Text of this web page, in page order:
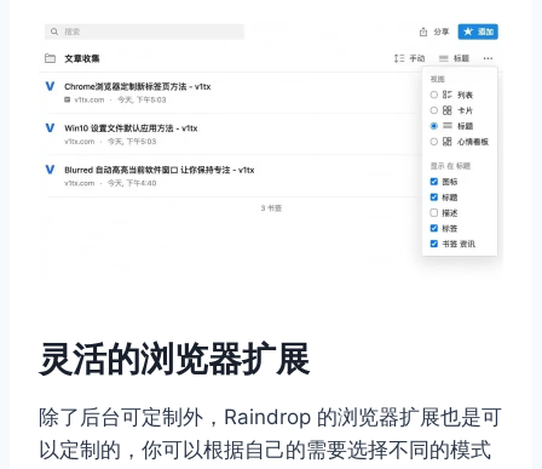
灵活的浏览器扩展
除了后台可定制外，Raindrop 的浏览器扩展也是可
以定制的，你可以根据自己的需要选择不同的模式